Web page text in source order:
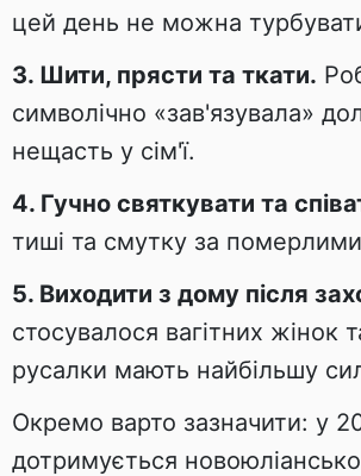
цей день не можна
3. Шити, прясти та ткати.
символічно «зав'язувала»
нещасть у сім'ї.
4. Гучно святкувати та
тиші та смутку за
5. Виходити з дому після
стосувалося вагітних жінок
русалки мають найбільшу
Окремо варто зазначити: у
дотримується